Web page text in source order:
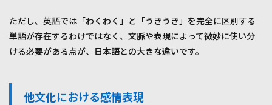
ただし、英語では「わくわく」と「うきうき」を完全に区別する
単語が存在するわけではなく、文脈や表現によって微妙に使い分
ける必要がある点が、日本語との大きな違いです。
他文化における感情表現